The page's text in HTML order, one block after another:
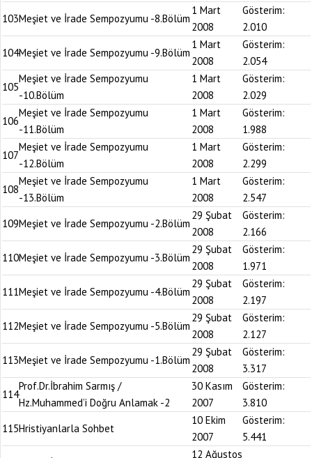
103Meşiet ve İrade Sempozyumu -8.Bölüm
1 Mart
2008
Gösterim:
2.010
104Meşiet ve İrade Sempozyumu -9.Bölüm
1 Mart
2008
Gösterim:
2.054
105
Meşiet ve İrade Sempozyumu
-10.Bölüm
1 Mart
2008
Gösterim:
2.029
106
Meşiet ve İrade Sempozyumu
-11.Bölüm
1 Mart
2008
Gösterim:
1.988
107
Meşiet ve İrade Sempozyumu
-12.Bölüm
1 Mart
2008
Gösterim:
2.299
108
Meşiet ve İrade Sempozyumu
-13.Bölüm
1 Mart
2008
Gösterim:
2.547
109Meşiet ve İrade Sempozyumu -2.Bölüm
29 Şubat
2008
Gösterim:
2.166
110Meşiet ve İrade Sempozyumu -3.Bölüm
29 Şubat
2008
Gösterim:
1.971
111Meşiet ve İrade Sempozyumu -4.Bölüm
29 Şubat
2008
Gösterim:
2.197
112Meşiet ve İrade Sempozyumu -5.Bölüm
29 Şubat
2008
Gösterim:
2.127
113Meşiet ve İrade Sempozyumu -1.Bölüm
29 Şubat
2008
Gösterim:
3.317
114
Prof.Dr.İbrahim Sarmış /
Hz.Muhammed’i Doğru Anlamak -2
30 Kasım
2007
Gösterim:
3.810
115Hristiyanlarla Sohbet
10 Ekim
2007
Gösterim:
5.441
12 Ağustos